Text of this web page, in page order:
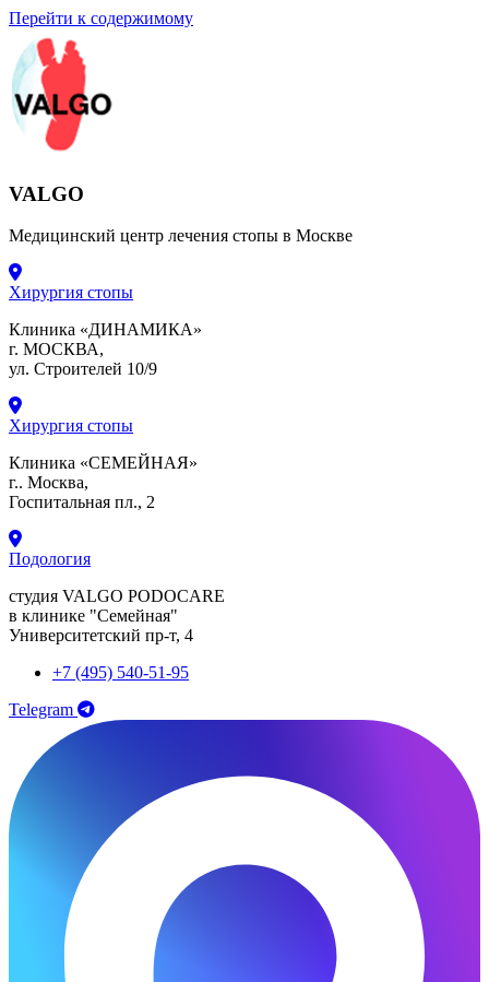
Перейти к содержимому
VALGO
Медицинский центр лечения стопы в Москве
Хирургия стопы
Клиника «ДИНАМИКА»
г. МОСКВА,
ул. Строителей 10/9
Хирургия стопы
Клиника «СЕМЕЙНАЯ»
г.. Москва,
Госпитальная пл., 2
Подология
студия VALGO PODOCARE
в клинике "Семейная"
Университетский пр-т, 4
+7 (495) 540-51-95
Telegram